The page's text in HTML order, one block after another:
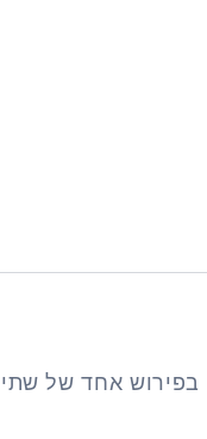
בפירוש אחד של שתי